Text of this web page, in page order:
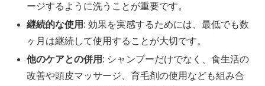
ージするように洗うことが重要です。
継続的な使用 : 効果を実感するためには、最低でも数
ヶ月は継続して使用することが大切です。
他のケアとの併用 : シャンプーだけでなく、食生活の
改善や頭皮マッサージ、育毛剤の使用なども組み合